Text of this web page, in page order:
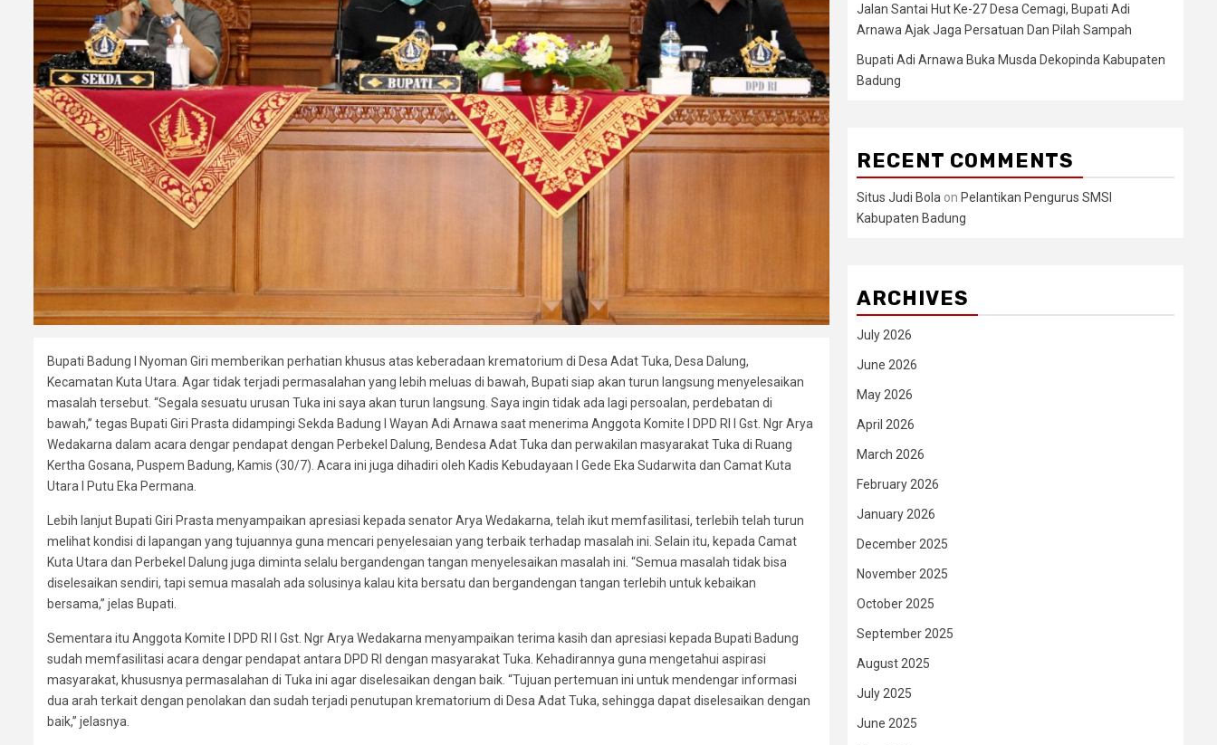
Bupati Badung I Nyoman Giri memberikan perhatian khusus atas keberadaan krematorium di Desa Adat Tuka, Desa Dalung,
Kecamatan Kuta Utara. Agar tidak terjadi permasalahan yang lebih meluas di bawah, Bupati siap akan turun langsung menyelesaikan
masalah tersebut. “Segala sesuatu urusan Tuka ini saya akan turun langsung. Saya ingin tidak ada lagi persoalan, perdebatan di
bawah,” tegas Bupati Giri Prasta didampingi Sekda Badung I Wayan Adi Arnawa saat menerima Anggota Komite I DPD RI I Gst. Ngr Arya
Wedakarna dalam acara dengar pendapat dengan Perbekel Dalung, Bendesa Adat Tuka dan perwakilan masyarakat Tuka di Ruang
Kertha Gosana, Puspem Badung, Kamis (30/7). Acara ini juga dihadiri oleh Kadis Kebudayaan I Gede Eka Sudarwita dan Camat Kuta
Utara I Putu Eka Permana.
Lebih lanjut Bupati Giri Prasta menyampaikan apresiasi kepada senator Arya Wedakarna, telah ikut memfasilitasi, terlebih telah turun
melihat kondisi di lapangan yang tujuannya guna mencari penyelesaian yang terbaik terhadap masalah ini. Selain itu, kepada Camat
Kuta Utara dan Perbekel Dalung juga diminta selalu bergandengan tangan menyelesaikan masalah ini. “Semua masalah tidak bisa
diselesaikan sendiri, tapi semua masalah ada solusinya kalau kita bersatu dan bergandengan tangan terlebih untuk kebaikan
bersama,” jelas Bupati.
Sementara itu Anggota Komite I DPD RI I Gst. Ngr Arya Wedakarna menyampaikan terima kasih dan apresiasi kepada Bupati Badung
sudah memfasilitasi acara dengar pendapat antara DPD RI dengan masyarakat Tuka. Kehadirannya guna mengetahui aspirasi
masyarakat, khususnya permasalahan di Tuka ini agar diselesaikan dengan baik. “Tujuan pertemuan ini untuk mendengar informasi
dua arah terkait dengan penolakan dan sudah terjadi penutupan krematorium di Desa Adat Tuka, sehingga dapat diselesaikan dengan
baik,” jelasnya.
Jalan Santai Hut Ke-27 Desa Cemagi, Bupati Adi
Arnawa Ajak Jaga Persatuan Dan Pilah Sampah
Bupati Adi Arnawa Buka Musda Dekopinda Kabupaten
Badung
RECENT COMMENTS
Situs Judi Bola on Pelantikan Pengurus SMSI
Kabupaten Badung
ARCHIVES
July 2026
June 2026
May 2026
April 2026
March 2026
February 2026
January 2026
December 2025
November 2025
October 2025
September 2025
August 2025
July 2025
June 2025